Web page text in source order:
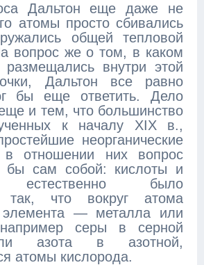
Дальтон еще даже не
атомы просто сбивались
общей тепловой
вопрос же о том, в каком
внутри этой
Дальтон все равно
бы еще ответить. Дело
и тем, что большинство
к началу XIX в.,
неорганические
в отношении них вопрос
бы сам собой: кислоты и
естественно было
так, что вокруг атома
элемента — металла или
серы в серной
азота в азотной,
атомы кислорода.